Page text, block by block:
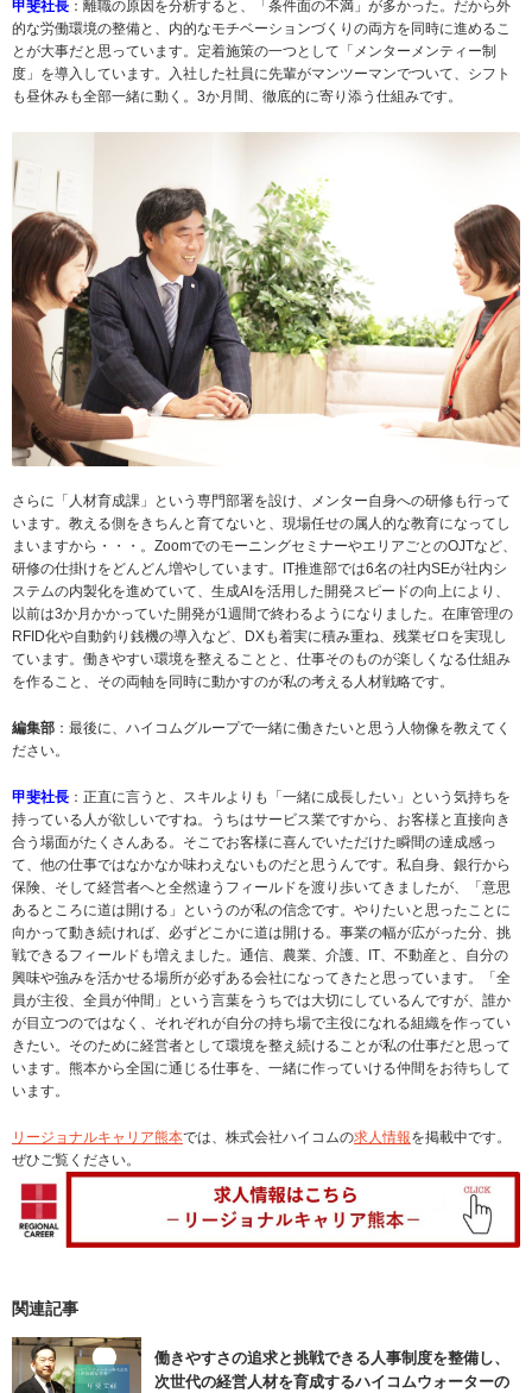
甲斐社長 ：離職の原因を分析すると、「条件面の不満」が多かった。だから外
的な労働環境の整備と、内的なモチベーションづくりの両方を同時に進めるこ
とが大事だと思っています。定着施策の一つとして「メンターメンティー制
度」を導入しています。入社した社員に先輩がマンツーマンでついて、シフト
も昼休みも全部一緒に動く。3か月間、徹底的に寄り添う仕組みです。
さらに「人材育成課」という専門部署を設け、メンター自身への研修も行って
います。教える側をきちんと育てないと、現場任せの属人的な教育になってし
まいますから・・・。ZoomでのモーニングセミナーやエリアごとのOJTなど、
研修の仕掛けをどんどん増やしています。IT推進部では6名の社内SEが社内シ
ステムの内製化を進めていて、生成AIを活用した開発スピードの向上により、
以前は3か月かかっていた開発が1週間で終わるようになりました。在庫管理の
RFID化や自動釣り銭機の導入など、DXも着実に積み重ね、残業ゼロを実現し
ています。働きやすい環境を整えることと、仕事そのものが楽しくなる仕組み
を作ること、その両軸を同時に動かすのが私の考える人材戦略です。
編集部 ：最後に、ハイコムグループで一緒に働きたいと思う人物像を教えてく
ださい。
甲斐社長 ：正直に言うと、スキルよりも「一緒に成長したい」という気持ちを
持っている人が欲しいですね。うちはサービス業ですから、お客様と直接向き
合う場面がたくさんある。そこでお客様に喜んでいただけた瞬間の達成感っ
て、他の仕事ではなかなか味わえないものだと思うんです。私自身、銀行から
保険、そして経営者へと全然違うフィールドを渡り歩いてきましたが、「意思
あるところに道は開ける」というのが私の信念です。やりたいと思ったことに
向かって動き続ければ、必ずどこかに道は開ける。事業の幅が広がった分、挑
戦できるフィールドも増えました。通信、農業、介護、IT、不動産と、自分の
興味や強みを活かせる場所が必ずある会社になってきたと思っています。「全
員が主役、全員が仲間」という言葉をうちでは大切にしているんですが、誰か
が目立つのではなく、それぞれが自分の持ち場で主役になれる組織を作ってい
きたい。そのために経営者として環境を整え続けることが私の仕事だと思って
います。熊本から全国に通じる仕事を、一緒に作っていける仲間をお待ちして
います。
リージョナルキャリア熊本では、株式会社ハイコムの求人情報を掲載中です。
ぜひご覧ください。
関連記事
働きやすさの追求と挑戦できる人事制度を整備し、
次世代の経営人材を育成するハイコムウォーターの